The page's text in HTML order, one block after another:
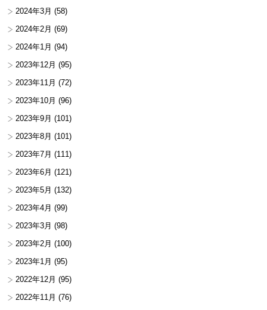
2024年3月 (58)
2024年2月 (69)
2024年1月 (94)
2023年12月 (95)
2023年11月 (72)
2023年10月 (96)
2023年9月 (101)
2023年8月 (101)
2023年7月 (111)
2023年6月 (121)
2023年5月 (132)
2023年4月 (99)
2023年3月 (98)
2023年2月 (100)
2023年1月 (95)
2022年12月 (95)
2022年11月 (76)